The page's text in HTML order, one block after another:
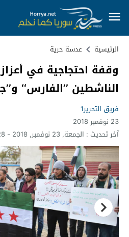
الرئيسية عدسة حرية
وقفة احتجاجية في أعزاز
الناشطين ’’الفارس‘‘
فريق التحرير1
23 نوفمبر 2018
آخر تحديث : الجمعة, 23 نوفمبر, 2018 - 7:28 مساءً